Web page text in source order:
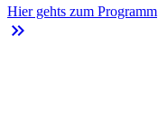
Hier gehts zum Programm
keyboard_double_arrow_right